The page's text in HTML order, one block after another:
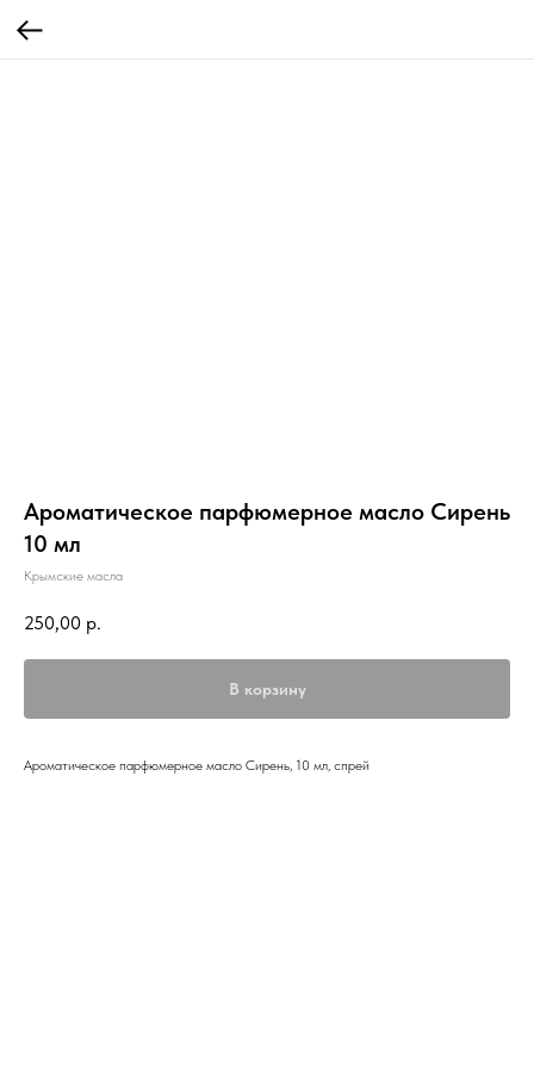
Ароматическое парфюмерное масло Сирень
10 мл
Крымские масла
250,00 р.
В корзину
Ароматическое парфюмерное масло Сирень, 10 мл, спрей